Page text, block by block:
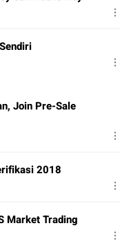
Join Pre-Sale
2018
Market Trading